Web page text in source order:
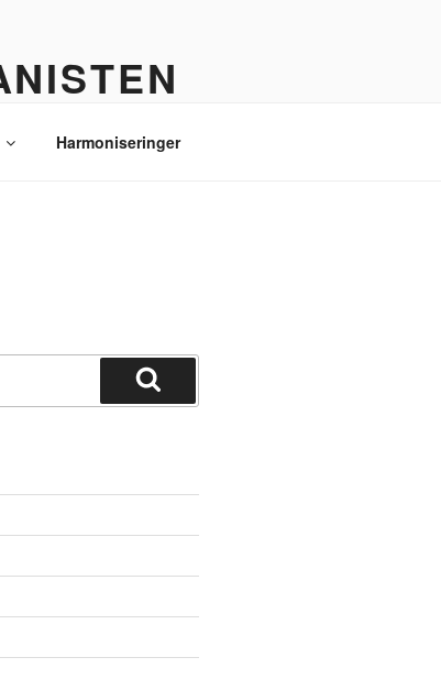
Harmoniseringer
Søg